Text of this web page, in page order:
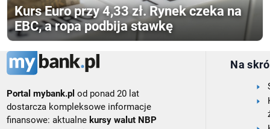
Kurs Euro przy 4,33 zł. Rynek czeka na
EBC, a ropa podbija stawkę
Portal mybank.pl od ponad 20 lat
dostarcza kompleksowe informacje
finansowe: aktualne kursy walut NBP
Na